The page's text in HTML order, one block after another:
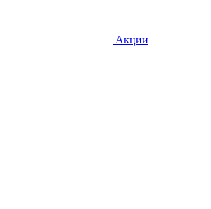
Акции